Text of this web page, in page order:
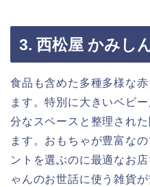
3. 西松屋 かみし
食品も含めた多種多様な
ます。特別に大きいベビ
分なスペースと整理され
ます。おもちゃが豊富な
ントを選ぶのに最適なお
ゃんのお世話に使う雑貨が